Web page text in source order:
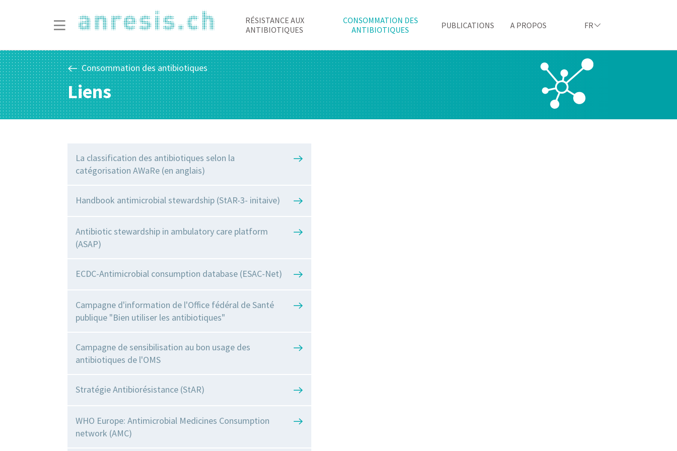
RÉSISTANCE AUX
ANTIBIOTIQUES
CONSOMMATION DES
ANTIBIOTIQUES
PUBLICATIONS A PROPOS FR
Consommation des antibiotiques
Liens
La classification des antibiotiques selon la
catégorisation AWaRe (en anglais)
Handbook antimicrobial stewardship (StAR-3- initaive)
Antibiotic stewardship in ambulatory care platform
(ASAP)
ECDC-Antimicrobial consumption database (ESAC-Net)
Campagne d'information de l'Office fédéral de Santé
publique "Bien utiliser les antibiotiques"
Campagne de sensibilisation au bon usage des
antibiotiques de l'OMS
Stratégie Antibiorésistance (StAR)
WHO Europe: Antimicrobial Medicines Consumption
network (AMC)